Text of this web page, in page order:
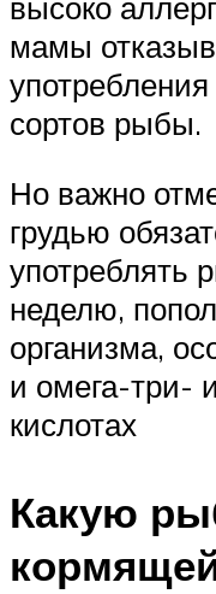
высоко
мамы
сортов рыбы.
Но важно
грудью
употреблять
неделю,
организма,
и омега-три-
кислотах
Какую